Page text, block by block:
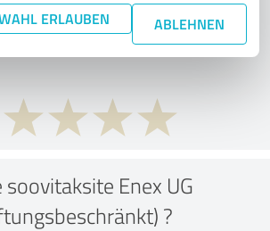
ERLAUBEN ABLEHNEN
you think of the price to
performance ratio?
soovitaksite Enex UG
?